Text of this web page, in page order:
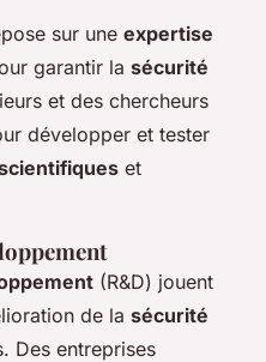
sur une expertise
garantir la sécurité
et des chercheurs
développer et tester
et
(R&D) jouent
de la sécurité
Des entreprises